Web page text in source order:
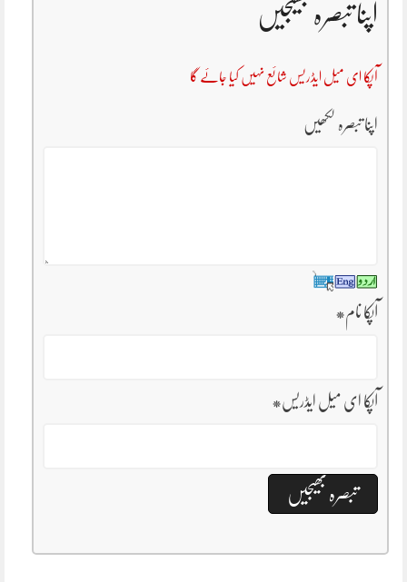
اپنا تبصرہ بھیجیں
آپکا ای میل ایڈریس شائع نہیں کیا جائے گا
اپنا تبصرہ لکھیں
آپکا نام*
آپکا ای میل ایڈریس*